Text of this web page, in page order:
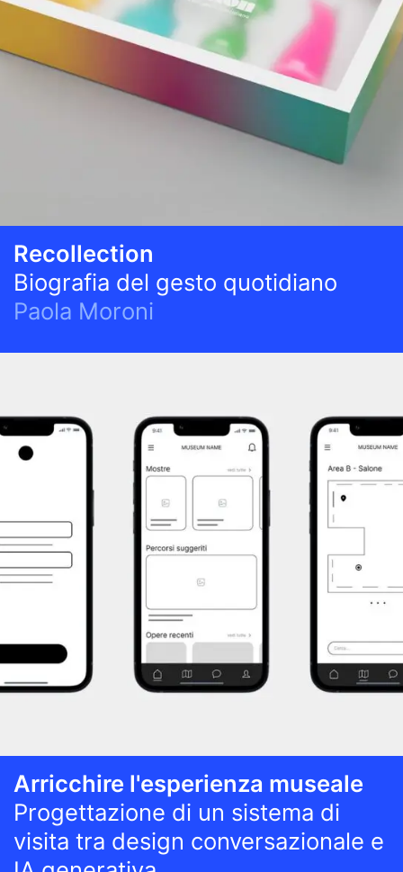
Recollection
Biografia del gesto quotidiano
Paola Moroni
Arricchire l'esperienza museale
Progettazione di un sistema di
visita tra design conversazionale e